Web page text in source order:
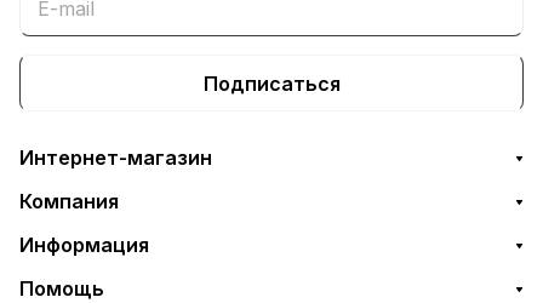
Подписаться
Интернет-магазин
Компания
Информация
Помощь